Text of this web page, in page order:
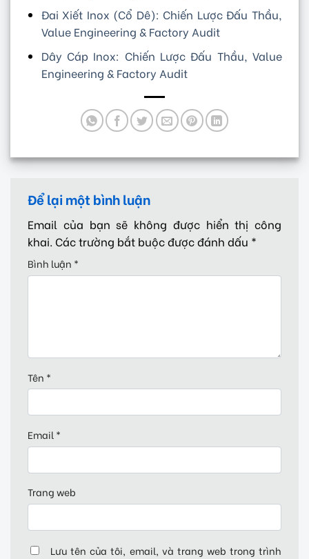
Đai Xiết Inox (Cổ Dê): Chiến Lược Đấu Thầu,
Value Engineering & Factory Audit
Dây Cáp Inox: Chiến Lược Đấu Thầu, Value
Engineering & Factory Audit
Để lại một bình luận
Email của bạn sẽ không được hiển thị công
khai. Các trường bắt buộc được đánh dấu *
Bình luận *
Tên *
Email *
Trang web
Lưu tên của tôi, email, và trang web trong trình